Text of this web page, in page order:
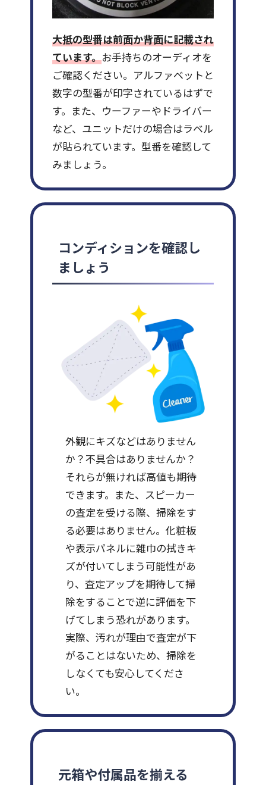
大抵の型番は前面か背面に記載され
ています。お手持ちのオーディオを
ご確認ください。アルファベットと
数字の型番が印字されているはずで
す。また、ウーファーやドライバー
など、ユニットだけの場合はラベル
が貼られています。型番を確認して
みましょう。
コンディションを確認し
ましょう
外観にキズなどはありません
か？不具合はありませんか？
それらが無ければ高値も期待
できます。また、スピーカー
の査定を受ける際、掃除をす
る必要はありません。化粧板
や表示パネルに雑巾の拭きキ
ズが付いてしまう可能性があ
り、査定アップを期待して掃
除をすることで逆に評価を下
げてしまう恐れがあります。
実際、汚れが理由で査定が下
がることはないため、掃除を
しなくても安心してくださ
い。
元箱や付属品を揃える